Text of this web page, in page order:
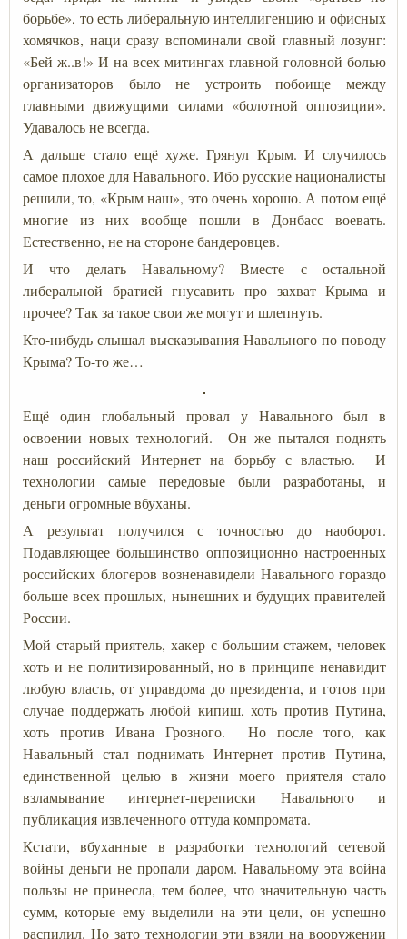
борьбе», то есть либеральную интеллигенцию и офисных
хомячков, наци сразу вспоминали свой главный лозунг:
«Бей ж..в!» И на всех митингах главной головной болью
организаторов было не устроить побоище между
главными движущими силами «болотной оппозиции».
Удавалось не всегда.
А дальше стало ещё хуже. Грянул Крым. И случилось
самое плохое для Навального. Ибо русские националисты
решили, то, «Крым наш», это очень хорошо. А потом ещё
многие из них вообще пошли в Донбасс воевать.
Естественно, не на стороне бандеровцев.
И что делать Навальному? Вместе с остальной
либеральной братией гнусавить про захват Крыма и
прочее? Так за такое свои же могут и шлепнуть.
Кто-нибудь слышал высказывания Навального по поводу
Крыма? То-то же…
Ещё один глобальный провал у Навального был в
освоении новых технологий. Он же пытался поднять
наш российский Интернет на борьбу с властью. И
технологии самые передовые были разработаны, и
деньги огромные вбуханы.
А результат получился с точностью до наоборот.
Подавляющее большинство оппозиционно настроенных
российских блогеров возненавидели Навального гораздо
больше всех прошлых, нынешних и будущих правителей
России.
Мой старый приятель, хакер с большим стажем, человек
хоть и не политизированный, но в принципе ненавидит
любую власть, от управдома до президента, и готов при
случае поддержать любой кипиш, хоть против Путина,
хоть против Ивана Грозного. Но после того, как
Навальный стал поднимать Интернет против Путина,
единственной целью в жизни моего приятеля стало
взламывание интернет-переписки Навального и
публикация извлеченного оттуда компромата.
Кстати, вбуханные в разработки технологий сетевой
войны деньги не пропали даром. Навальному эта война
пользы не принесла, тем более, что значительную часть
сумм, которые ему выделили на эти цели, он успешно
распилил. Но зато технологии эти взяли на вооружении